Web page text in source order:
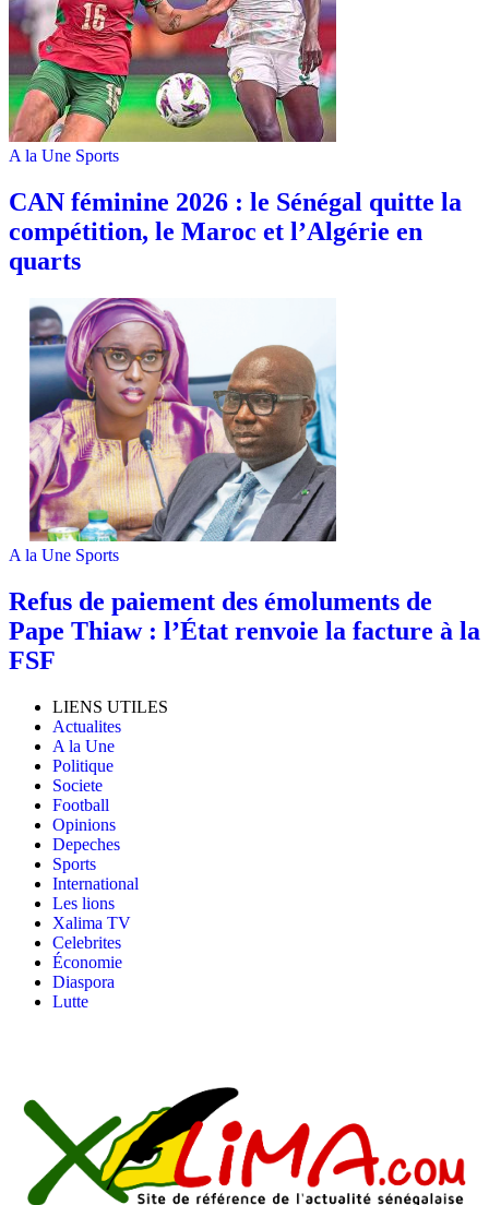
A la Une Sports
‎CAN féminine 2026 : le Sénégal quitte la
compétition, le Maroc et l’Algérie en
quarts
A la Une Sports
Refus de paiement des émoluments de
Pape Thiaw : l’État renvoie la facture à la
FSF
LIENS UTILES
Actualites
A la Une
Politique
Societe
Football
Opinions
Depeches
Sports
International
Les lions
Xalima TV
Celebrites
Économie
Diaspora
Lutte